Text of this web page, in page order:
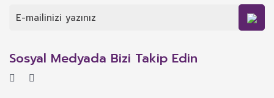
Sosyal Medyada Bizi Takip Edin